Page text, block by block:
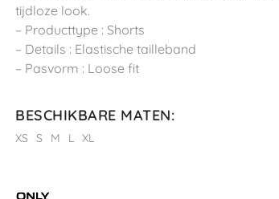
tijdloze look.
– Producttype : Shorts
– Details : Elastische tailleband
– Pasvorm : Loose fit
BESCHIKBARE MATEN:
XS S M L XL